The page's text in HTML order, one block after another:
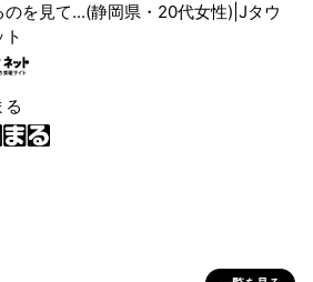
のを見て...(静岡県・20代女性)|Jタウ
ト
る